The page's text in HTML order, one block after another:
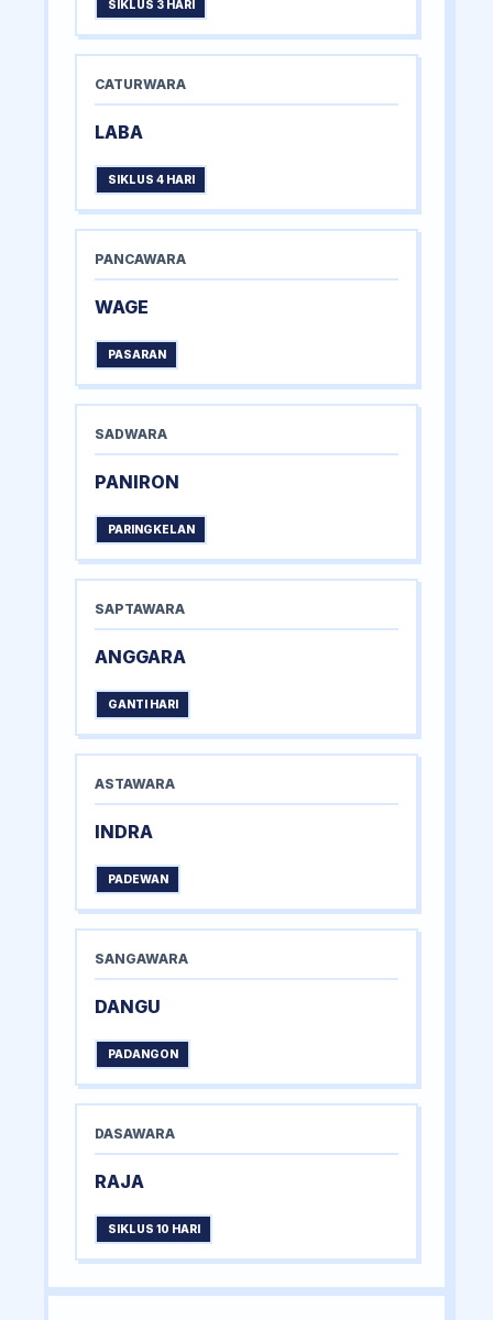
SIKLUS 3 HARI
CATURWARA
LABA
SIKLUS 4 HARI
PANCAWARA
WAGE
PASARAN
SADWARA
PANIRON
PARINGKELAN
SAPTAWARA
ANGGARA
GANTI HARI
ASTAWARA
INDRA
PADEWAN
SANGAWARA
DANGU
PADANGON
DASAWARA
RAJA
SIKLUS 10 HARI